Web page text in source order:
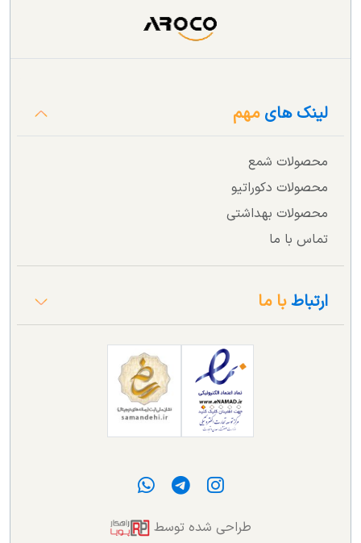
لینک هایمهم
محصولات شمع
محصولات دکوراتیو
محصولات بهداشتی
تماس با ما
ارتباطبا ما
طراحی شده توسط